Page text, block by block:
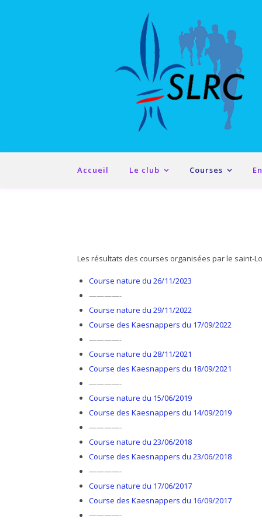
Accueil Le club Courses
Les résultats des courses organisées par le saint-
Course nature du 26/11/2023
————-
Course nature du 29/11/2022
Course des Kaesnappers du 17/09/2022
————-
Course nature du 28/11/2021
Course des Kaesnappers du 18/09/2021
————-
Course nature du 15/06/2019
Course des Kaesnappers du 14/09/2019
————-
Course nature du 23/06/2018
Course des Kaesnappers du 23/06/2018
————-
Course nature du 17/06/2017
Course des Kaesnappers du 16/09/2017
————-